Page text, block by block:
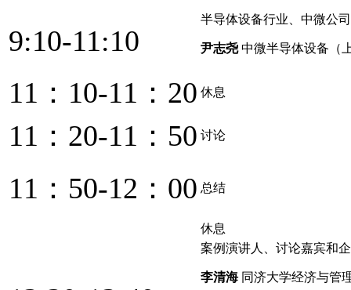
9:10-11:10
半导体设备行业、中微公
尹志尧中微半导体设备（
11：10-11：20 休息
11：20-11：50 讨论
11：50-12：00 总结
休息
案例演讲人、讨论嘉宾和
李清海 同济大学经济与管